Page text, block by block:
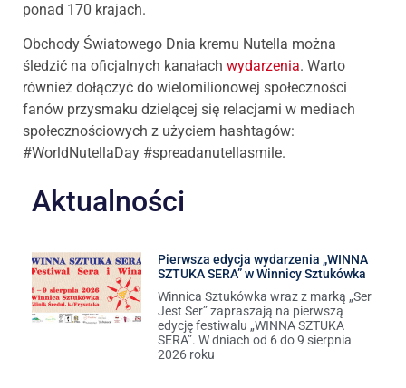
ponad 170 krajach.
Obchody Światowego Dnia kremu Nutella można
śledzić na oficjalnych kanałach wydarzenia. Warto
również dołączyć do wielomilionowej społeczności
fanów przysmaku dzielącej się relacjami w mediach
społecznościowych z użyciem hashtagów:
#WorldNutellaDay #spreadanutellasmile.
Aktualności
Pierwsza edycja wydarzenia „WINNA
SZTUKA SERA” w Winnicy Sztukówka
Winnica Sztukówka wraz z marką „Ser
Jest Ser” zapraszają na pierwszą
edycję festiwalu „WINNA SZTUKA
SERA”. W dniach od 6 do 9 sierpnia
2026 roku